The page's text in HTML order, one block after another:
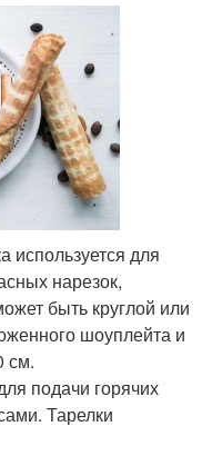
используется для
нарезок,
быть круглой или
шоуплейта и
см.
подачи горячих
Тарелки